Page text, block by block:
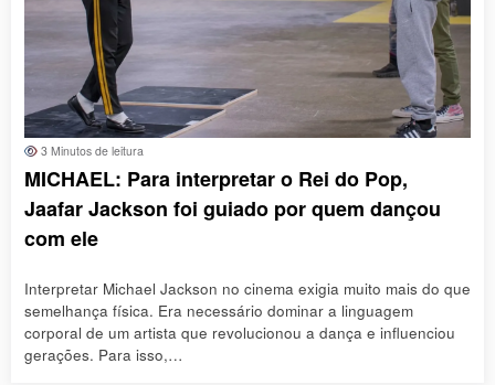
3 Minutos de leitura
MICHAEL: Para interpretar o Rei do Pop,
Jaafar Jackson foi guiado por quem dançou
com ele
Interpretar Michael Jackson no cinema exigia muito mais do que
semelhança física. Era necessário dominar a linguagem
corporal de um artista que revolucionou a dança e influenciou
gerações. Para isso,…